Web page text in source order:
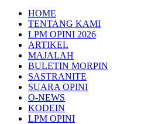
HOME
TENTANG KAMI
LPM OPINI 2026
ARTIKEL
MAJALAH
BULETIN MORPIN
SASTRANITE
SUARA OPINI
O-NEWS
KODEIN
LPM OPINI